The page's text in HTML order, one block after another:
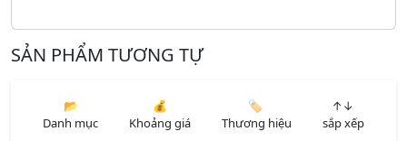
SẢN PHẨM TƯƠNG TỰ
📂
Danh mục
💰
Khoảng giá
🏷️
Thương hiệu
↑↓
sắp xếp